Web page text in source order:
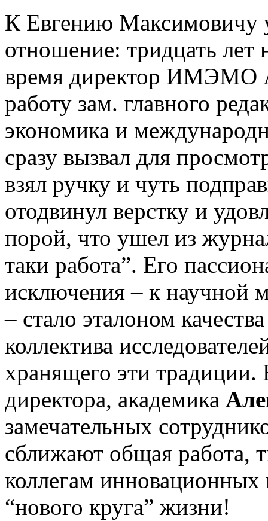
К Евгению Максимовичу
отношение: тридцать лет
время директор ИМЭМО
работу зам. главного
экономика и
сразу вызвал для
взял ручку и чуть
отодвинул верстку и
порой, что ушел из
таки работа”. Его
исключения – к научной
– стало эталоном
коллектива
хранящего эти
директора, академика
замечательных
сближают общая работа,
кол­легам
“нового круга” жизни!